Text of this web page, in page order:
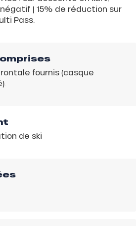
| 15% de réduction sur
Pass.
fournis (casque
de ski